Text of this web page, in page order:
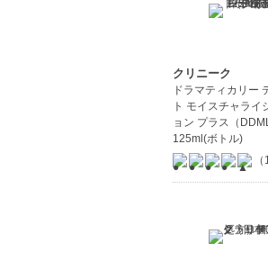
クリニーク
ドラマティカリー
ト モイスチャライ
ョン プラス（
125ml(ボトル)